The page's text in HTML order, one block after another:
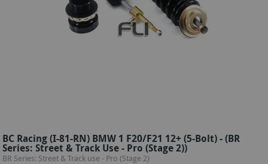
BC Racing (I-81-RN) BMW 1 F20/F21 12+ (5-Bolt) - (BR
Series: Street & Track Use - Pro (Stage 2))
BR Series: Street & Track use - Pro (Stage 2)